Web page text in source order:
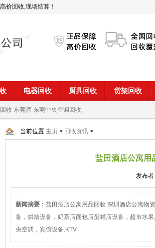
价回收,现场结算！
电器回收 厨具回收 货架回收
收 东莞酒 东莞中央空调回收,
当前位置:主页 > 回收资讯 >
盐田酒店公寓用
发布
新闻摘要： 盐田酒店公寓用品回收 深圳酒店公寓物
备，烘焙设备，奶茶店面包店蛋糕店设备，超市水
央空调，宾馆设备.KTV